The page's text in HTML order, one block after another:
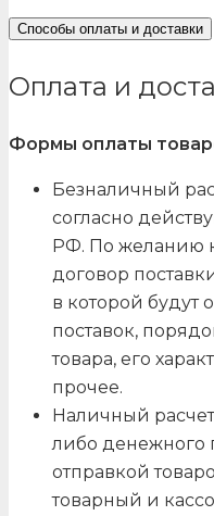
Способы оплаты и доставки
Оплата и
Формы оплаты
Безналичный
согласно
РФ. По желанию
договор
в которой будут
поставок,
товара, его
прочее.
Наличный
либо денежного
отправкой
товарный и